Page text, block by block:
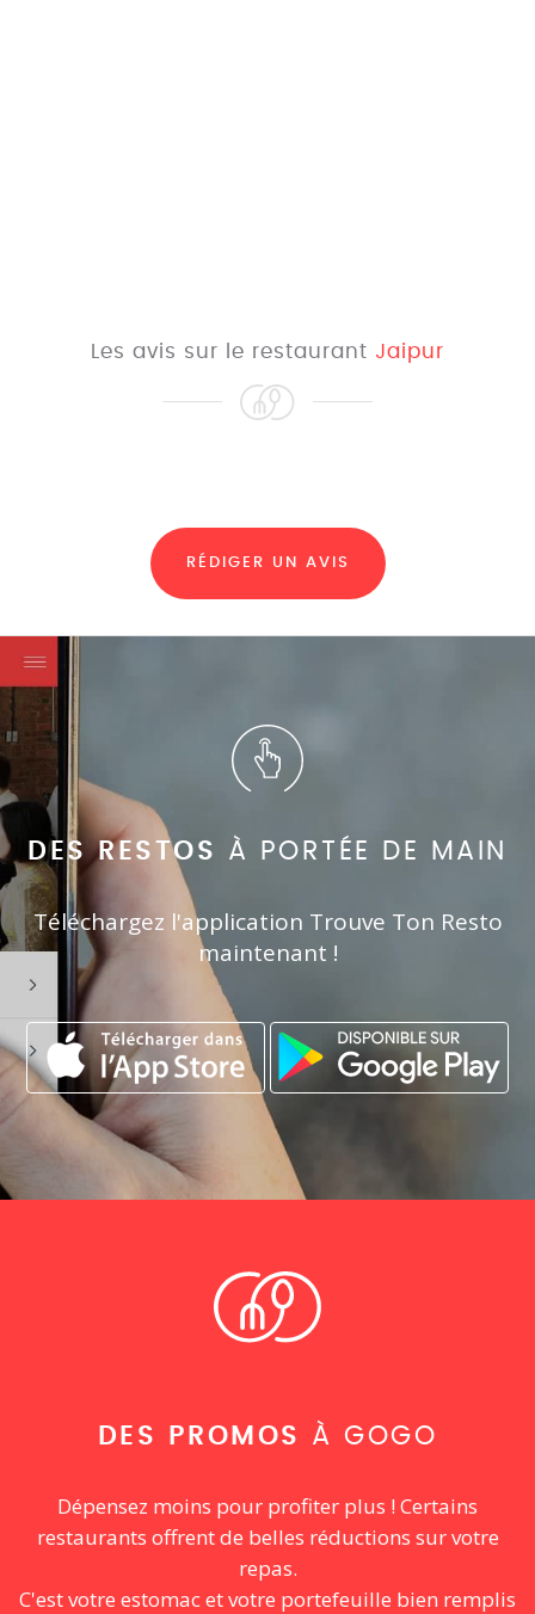
Les avis sur le restaurant Jaipur
RÉDIGER UN AVIS
DES RESTOS À PORTÉE DE MAIN
Téléchargez l'application Trouve Ton Resto
maintenant !
DES PROMOS À GOGO
Dépensez moins pour profiter plus ! Certains
restaurants offrent de belles réductions sur votre
repas.
C'est votre estomac et votre portefeuille bien remplis